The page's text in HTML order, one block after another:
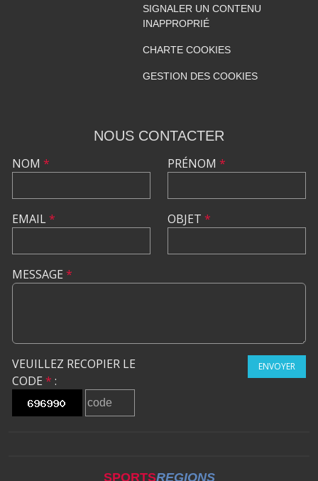
SIGNALER UN CONTENU
INAPPROPRIÉ
CHARTE COOKIES
GESTION DES COOKIES
NOUS CONTACTER
NOM *
EMAIL*
PRÉNOM *
OBJET *
MESSAGE *
VEUILLEZ RECOPIER LE
CODE * :
ENVOYER
SPORTSREGIONS